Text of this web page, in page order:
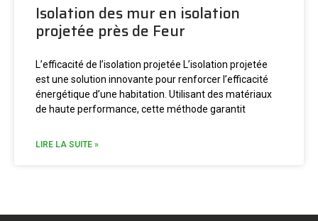
Isolation des mur en isolation
projetée près de Feur
L’efficacité de l’isolation projetée L’isolation projetée
est une solution innovante pour renforcer l’efficacité
énergétique d’une habitation. Utilisant des matériaux
de haute performance, cette méthode garantit
LIRE LA SUITE »